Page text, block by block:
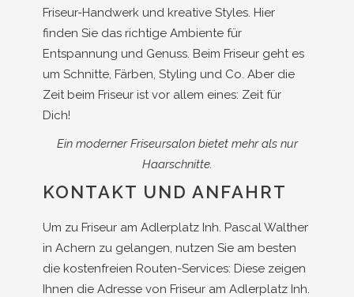
Friseur-Handwerk und kreative Styles. Hier
finden Sie das richtige Ambiente für
Entspannung und Genuss. Beim Friseur geht es
um Schnitte, Färben, Styling und Co. Aber die
Zeit beim Friseur ist vor allem eines: Zeit für
Dich!
Ein moderner Friseursalon bietet mehr als nur
Haarschnitte.
KONTAKT UND ANFAHRT
Um zu Friseur am Adlerplatz Inh. Pascal Walther
in Achern zu gelangen, nutzen Sie am besten
die kostenfreien Routen-Services: Diese zeigen
Ihnen die Adresse von Friseur am Adlerplatz Inh.